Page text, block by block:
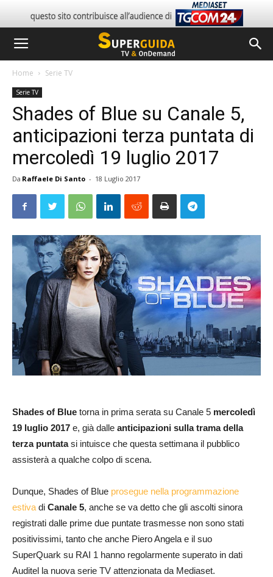
Home Serie TV
Serie TV
Shades of Blue su Canale 5,
anticipazioni terza puntata di
mercoledì 19 luglio 2017
Da Raffaele Di Santo - 18 Luglio 2017
Shades of Blue torna in prima serata su Canale 5 mercoledì
19 luglio 2017 e, già dalle anticipazioni sulla trama della
terza puntatasi intuisce che questa settimana il pubblico
assisterà a qualche colpo di scena.
Dunque, Shades of Blue prosegue nella programmazione
estiva di Canale 5, anche se va detto che gli ascolti sinora
registrati dalle prime due puntate trasmesse non sono stati
positivissimi, tanto che anche Piero Angela e il suo
SuperQuark su RAI 1 hanno regolarmente superato in dati
Auditel la nuova serie TV attenzionata da Mediaset.